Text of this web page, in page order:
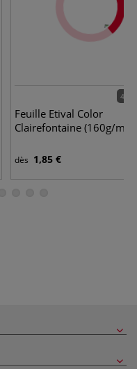
44
Feuille Etival Color
Clairefontaine (160g/m²)
dès 1,85 €